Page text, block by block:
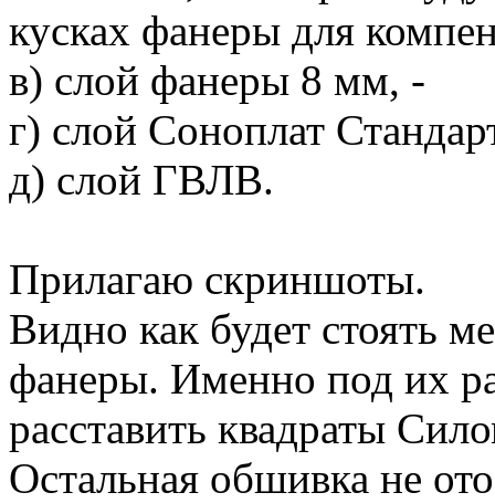
кусках фанеры для
в) слой фанеры 8 мм, -
г) слой Соноплат
д) слой ГВЛВ.
Прилагаю скриншоты.
Видно как будет стоять
фанеры. Именно под их
расставить квадраты
Остальная обшивка не